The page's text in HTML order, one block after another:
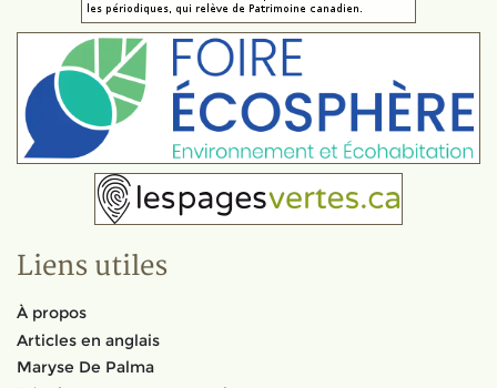
Liens utiles
À propos
Articles en anglais
Maryse De Palma